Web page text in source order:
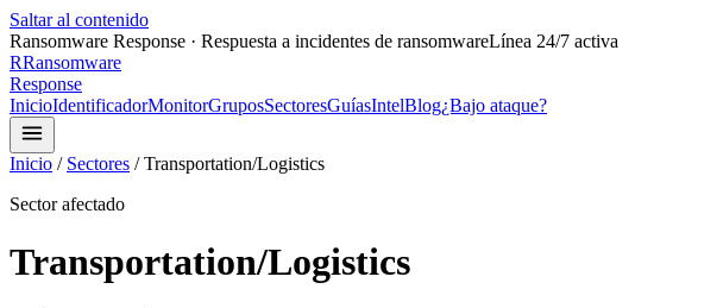
Saltar al contenido
Ransomware Response · Respuesta a incidentes de ransomwareLínea 24/7 activa
RRansomware
Response
InicioIdentificadorMonitorGruposSectoresGuíasIntelBlog¿Bajo ataque?
Inicio / Sectores /Transportation/Logistics
Sector afectado
Transportation/Logistics